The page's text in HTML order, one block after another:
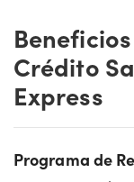
Crédito
Express
Programa de